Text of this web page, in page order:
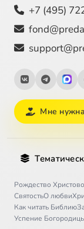
+7 (495)
Мне
Рождество Христово
СвятостьО любви
Как читать Библию
Успение